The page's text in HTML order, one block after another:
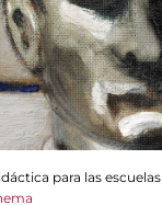
para las escuelas